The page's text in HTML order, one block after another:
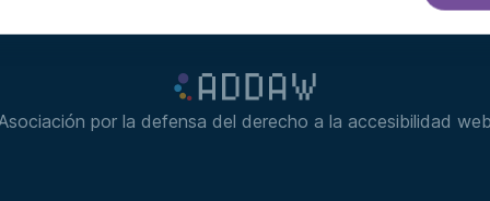
por la defensa del derecho a la accesibilidad